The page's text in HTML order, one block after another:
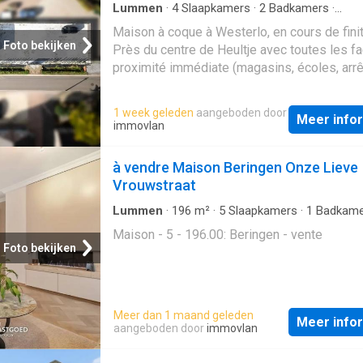
Foto bekijken
Lummen · 4Slaapkamers · 2 Badkamers ·
Maison à coque à Westerlo, en cours de
Près du centre de Heultje avec toutes les
proximité immédiate (magasins, écoles,
terrain de 5a77. Projet idéal pour les
pour les personnes qui veulent éviter le
administratif des permis. Aménagement:
buanderie/rangement, 4 chambres et 2
bains. Extras: - Les plans sont disponibles au
bureau. - Etude EPB disponible Mesures
administratives dans le registre des
1 week geleden aangeboden door
immovlan
Meer
Foto bekijken
à vendre Maison Beringen Onze Lieve
Vrouwstraat
Lummen · 196 m² · 5 Slaapkamers · 1
Maison - 5 - 196.00: Beringen - vente
Meer dan 1 maand geleden
aangeboden doorimmovlan Meer